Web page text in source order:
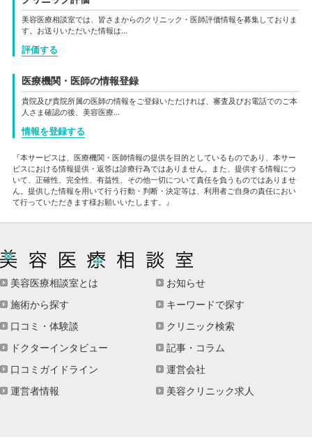
美容医療相談室では、皆さまからのクリニック・医師評価情報を募集しておりま
す。お送りいただいた情報は…
評価する
医療機関・医師の情報登録
貴院及び貴院所属の医師の情報をご登録いただければ、審査及びお電話でのご本
人さま確認の後、美容医療…
情報を登録する
『本サービスは、医療機関・医師情報の提供を目的としているものであり、本サー
ビスにおける情報提供・返答は診療行為ではありません。また、提供する情報につ
いて、正確性、完全性、有益性、その他一切について責任を負うものではありませ
ん。提供した情報を用いて行う行動・判断・決定等は、利用者ご自身の責任におい
て行っていただきます様お願いいたします。』
美容医療相談室とは
お知らせ
施術から探す
キーワードで探す
口コミ・体験談
クリニック検索
ドクターインタビュー
記事・コラム
口コミガイドライン
運営会社
運営者情報
美容クリニック求人